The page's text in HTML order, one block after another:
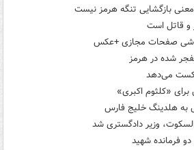
بازگشایی تنگه هرمز نیست
و قاتل است
صفحات مجازی +عکس
شده در هرمز
شکست می‌دهد
وزیر دادگستری شد
فرمانده شهید